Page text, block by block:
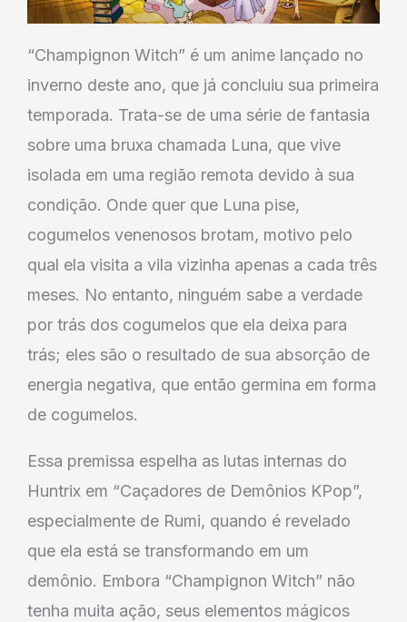
“Champignon Witch” é um anime lançado no
inverno deste ano, que já concluiu sua primeira
temporada. Trata-se de uma série de fantasia
sobre uma bruxa chamada Luna, que vive
isolada em uma região remota devido à sua
condição. Onde quer que Luna pise,
cogumelos venenosos brotam, motivo pelo
qual ela visita a vila vizinha apenas a cada três
meses. No entanto, ninguém sabe a verdade
por trás dos cogumelos que ela deixa para
trás; eles são o resultado de sua absorção de
energia negativa, que então germina em forma
de cogumelos.
Essa premissa espelha as lutas internas do
Huntrix em “Caçadores de Demônios KPop”,
especialmente de Rumi, quando é revelado
que ela está se transformando em um
demônio. Embora “Champignon Witch” não
tenha muita ação, seus elementos mágicos